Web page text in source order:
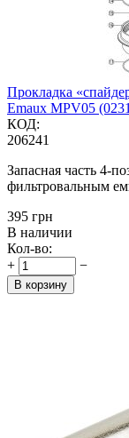
Прокладка
Emaux MPV05
КОД:
206241
Запасная часть 4-
фильтровальным
‍395‍ грн
В наличии
Кол-во:
+
−
В корзину